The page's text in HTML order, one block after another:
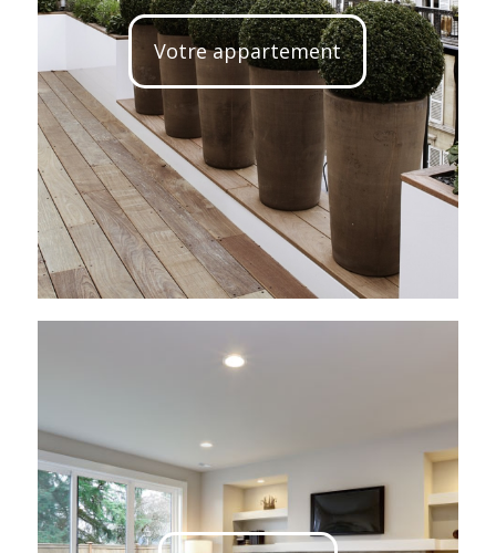
Votre appartement